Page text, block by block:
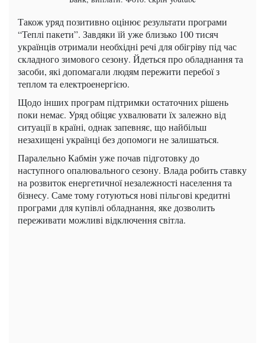
Також уряд позитивно оцінює результати програми
“Теплі пакети”. Завдяки їй уже близько 100 тисяч
українців отримали необхідні речі для обігріву під час
складного зимового сезону. Йдеться про обладнання та
засоби, які допомагали людям пережити перебої з
теплом та електроенергією.
Щодо інших програм підтримки остаточних рішень
поки немає. Уряд обіцяє ухвалювати їх залежно від
ситуації в країні, однак запевняє, що найбільш
незахищені українці без допомоги не залишаться.
Паралельно Кабмін уже почав підготовку до
наступного опалювального сезону. Влада робить ставку
на розвиток енергетичної незалежності населення та
бізнесу. Саме тому готуються нові пільгові кредитні
програми для купівлі обладнання, яке дозволить
переживати можливі відключення світла.